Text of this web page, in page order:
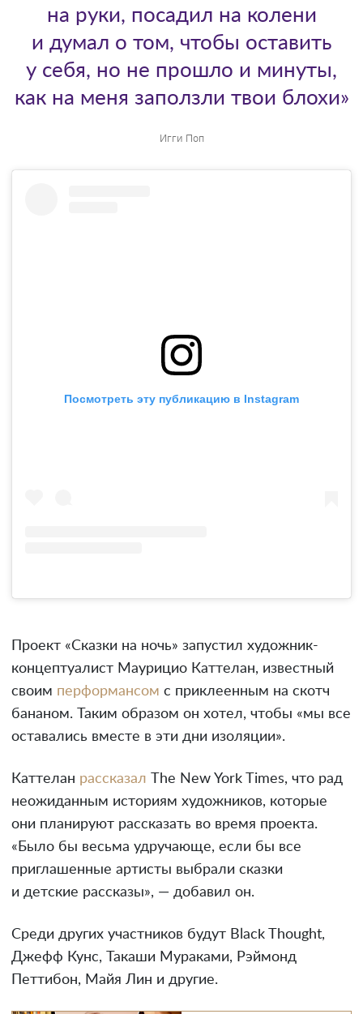
Игги Поп
на руки, посадил на колени
и думал о том, чтобы оставить
у себя, но не прошло и минуты,
как на меня заползли твои блохи»
Посмотреть эту публикацию в Instagram
Проект «Сказки на ночь» запустил художник-
концептуалист Маурицио Каттелан, известный
своим перформансом с приклеенным на скотч
бананом. Таким образом он хотел, чтобы «мы все
оставались вместе в эти дни изоляции».
Каттелан рассказал The New York Times, что рад
неожиданным историям художников, которые
они планируют рассказать во время проекта.
«Было бы весьма удручающе, если бы все
приглашенные артисты выбрали сказки
и детские рассказы», — добавил он.
Среди других участников будут Black Thought,
Джефф Кунс, Такаши Мураками, Рэймонд
Петтибон, Майя Лин и другие.